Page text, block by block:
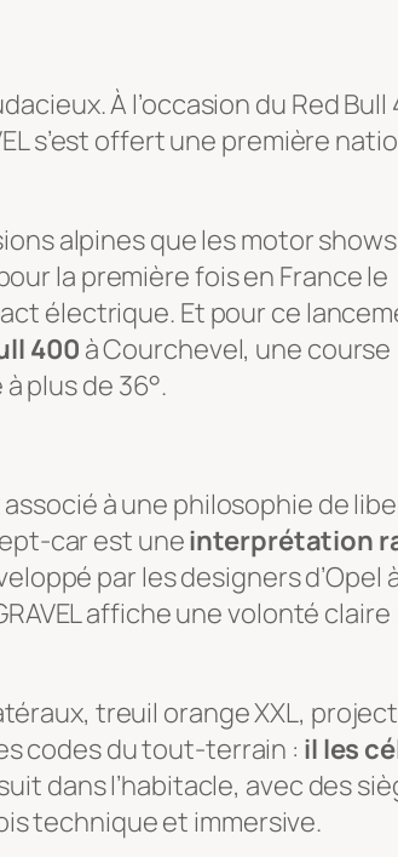
À l’occasion du Red Bull
s’est offert une première
alpines que les motor shows
la première fois en France le
électrique. Et pour ce
400à Courchevel, une course
plus de 36°.
à une philosophie de
car est uneinterprétation
par les designers d’Opel
affiche une volonté claire
treuil orange XXL,
codes du tout-terrain : il les
dans l’habitacle, avec des
technique et immersive.